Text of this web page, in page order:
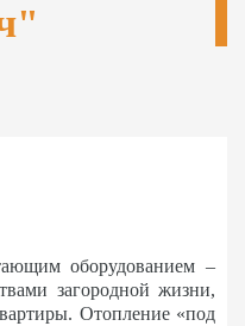
оборудованием –
загородной жизни,
Отопление «под